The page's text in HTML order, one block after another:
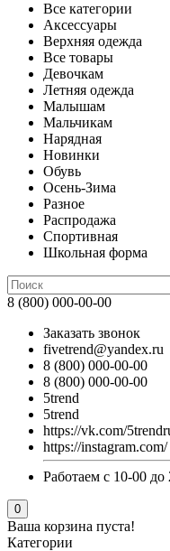
Все категории
Аксессуары
Верхняя одежда
Все товары
Девочкам
Летняя одежда
Малышам
Мальчикам
Нарядная
Новинки
Обувь
Осень-Зима
Разное
Распродажа
Спортивная
Школьная форма
8 (800) 000-00-00
Заказать звонок
fivetrend@yandex.ru
8 (800) 000-00-00
8 (800) 000-00-00
5trend
5trend
https://vk.com/
https://instagram.com/
Работаем с 10-00
0
Ваша корзина пуста!
Категории